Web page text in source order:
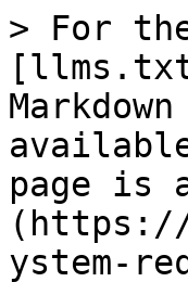
> For
page is
(https://
ystem-